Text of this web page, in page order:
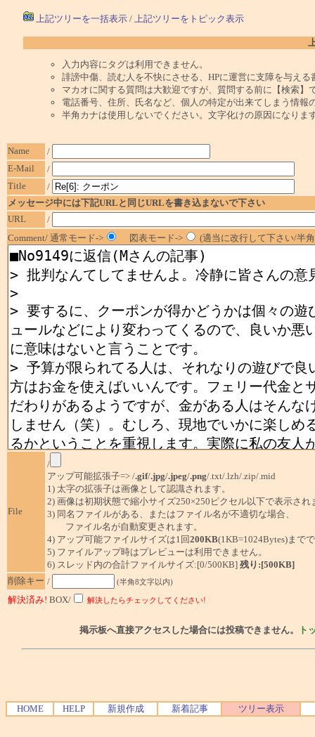
上記ツリーを一括表示/ 上記ツリーをトピック表示
入力内容にタグは利用できません。
誹謗中傷、読む人を不快にさせる、HPに運営に支障を与え
マカオに関する質問は大歓迎ですが、質問する前に【検索】
電話番号、住所、氏名など、個人の特定が出来てしまう情報
半角カナは使用しないでください。文字化けの原因になりま
Name
/
E-Mail
/
Title
/
メッセージ中には下記URLと同じURLを書き込まないで下さい
URL
/
Comment/ 通常モード->
図表モード-> (適当に改行して下さい/半
File
/
アップ可能拡張子=> /.gif/.jpg/.jpeg/.png/.txt/.lzh/.zip/.mid
1) 太字の拡張子は画像として認識されます。
2) 画像は初期状態で縮小サイズ250×250ピクセル以下で表示され
3) 同名ファイルがある、またはファイル名が不適切な場合、
ファイル名が自動変更されます。
4) アップ可能ファイルサイズは1回200KB(1KB=1024Bytes)まで
5) ファイルアップ時はプレビューは利用できません。
6) スレッド内の合計ファイルサイズ:[0/500KB] 残り:[500KB]
削除キー / (半角8文字以内)
解決済み! BOX/ 解決したらチェックしてください!
掲示板へ直接アクセスした場合には投稿できません。 ト
HOME HELP 新規作成 新着記事 ツリー表示